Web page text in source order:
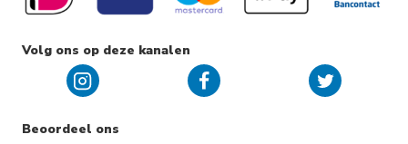
Volg ons op deze kanalen
Beoordeel ons